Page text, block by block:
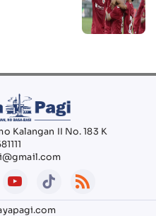
Kalangan II No. 183 K